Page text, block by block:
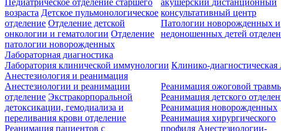
консультативный центр
Патологии новорожденных и
недоношенных детей
возраста Детское пульмонологическое
отделение Отделение детской
онкологии и гематологии Отделение
патологии новорожденных
Лабораторная диагностика
Лаборатория клинической иммунологии Клинико-диагностическая
Анестезиология и реанимация
Анестезиологии и реанимации
отделение Экстракорпоральной
детоксикации, гемодиализа и
переливания крови отделение
Реанимация пациентов с
Реанимация ожоговой
Реанимация детского
Реанимация новорожденных
Реанимация хирургического
профиля Анестезиологии-